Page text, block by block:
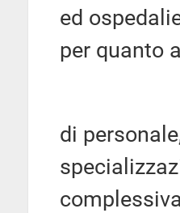
ed
per quanto
di